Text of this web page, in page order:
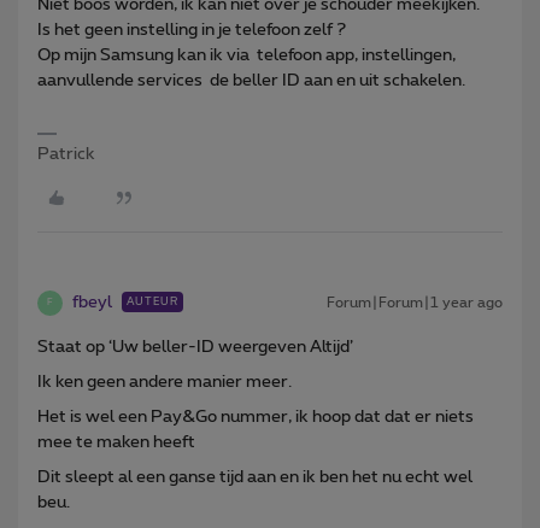
Niet boos worden, ik kan niet over je schouder meekijken.
Is het geen instelling in je telefoon zelf ?
Op mijn Samsung kan ik via telefoon app, instellingen,
aanvullende services de beller ID aan en uit schakelen.
Patrick
F fbeyl AUTEUR Forum|Forum|1 year ago
Staat op ‘Uw beller-ID weergeven Altijd’
Ik ken geen andere manier meer.
Het is wel een Pay&Go nummer, ik hoop dat dat er niets
mee te maken heeft
Dit sleept al een ganse tijd aan en ik ben het nu echt wel
beu.